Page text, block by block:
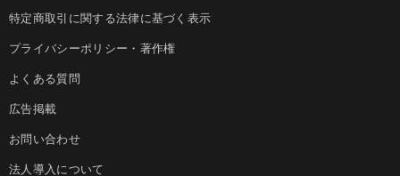
特定商取引に関する法律に基づく表示
プライバシーポリシー・著作権
よくある質問
広告掲載
お問い合わせ
法人導入について